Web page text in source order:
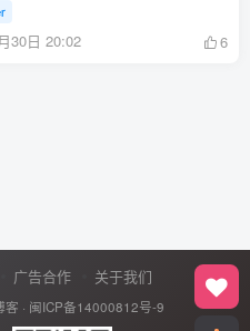
30日 20:02 6
广告合作 关于我们
客 · 闽ICP备14000812号-9